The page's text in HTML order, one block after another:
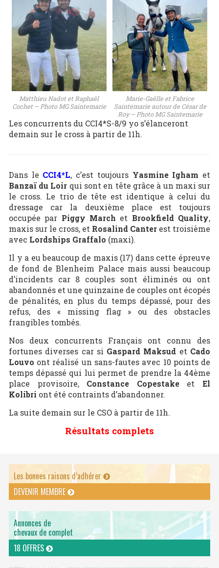
Matthieu Nadot et Raphaël
Cochet – Photo MG Saintemarie
Marie-Gaëlle et Fabrice
Saintemarie autour de César de
Roy – Photo MG Saintemarie
Les concurrents du CCI4*S-8/9 yo s’élanceront
demain sur le cross à partir de 11h.
Dans le CCI4*L, c’est toujours Yasmine Igham et
Banzaï du Loir qui sont en tête grâce à un maxi sur
le cross. Le trio de tête est identique à celui du
dressage car la deuxième place est toujours
occupée par Piggy March et Brookfield Quality,
maxis sur le cross, et Rosalind Canter est troisième
avec Lordships Graffalo (maxi).
Il y a eu beaucoup de maxis (17) dans cette épreuve
de fond de Blenheim Palace mais aussi beaucoup
d’incidents car 8 couples sont éliminés ou ont
abandonnés et une quinzaine de couples ont écopés
de pénalités, en plus du temps dépassé, pour des
refus, des « missing flag » ou des obstacles
frangibles tombés.
Nos deux concurrents Français ont connu des
fortunes diverses car si Gaspard Maksud et Cado
Louvo ont réalisé un sans-fautes avec 10 points de
temps dépassé qui lui permet de prendre la 44ème
place provisoire, Constance CopestakeetEl
Kolibri ont été contraints d’abandonner.
La suite demain sur le CSO à partir de 11h.
Résultats complets
Les bonnes raisons d’adhérer
DEVENIR MEMBRE
Annonces de
chevaux de complet
18 OFFRES